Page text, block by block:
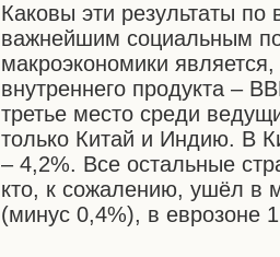
Каковы эти результаты
важнейшим социальным
макроэкономики
внутреннего продукта –
третье место среди
только Китай и Индию. В
– 4,2%. Все остальные
кто, к сожалению, ушёл в
(минус 0,4%), в еврозоне